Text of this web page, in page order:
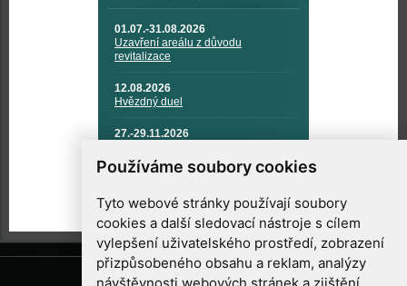
Používáme soubory cookies
Tyto webové stránky používají soubory
cookies a další sledovací nástroje s cílem
vylepšení uživatelského prostředí, zobrazení
přizpůsobeného obsahu a reklam, analýzy
01.07.-31.08.2026
Uzavření areálu z důvodu
revitalizace
12.08.2026
Hvězdný duel
27.-29.11.2026
TECHNIKA A KOSMICKÉ
TECHNOLOGIE